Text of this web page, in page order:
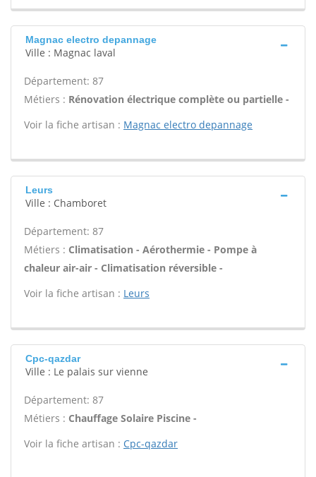
Magnac electro depannage
Ville : Magnac laval
Département: 87
Métiers : Rénovation électrique complète ou partielle -
Voir la fiche artisan : Magnac electro depannage
Leurs
Ville : Chamboret
Département: 87
Métiers : Climatisation - Aérothermie - Pompe à
chaleur air-air - Climatisation réversible -
Voir la fiche artisan : Leurs
Cpc-qazdar
Ville : Le palais sur vienne
Département: 87
Métiers : Chauffage Solaire Piscine -
Voir la fiche artisan : Cpc-qazdar